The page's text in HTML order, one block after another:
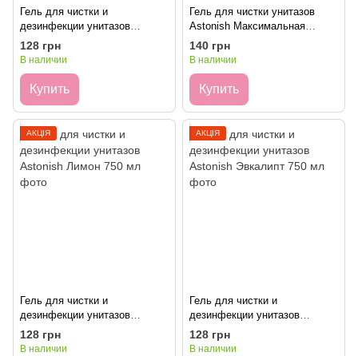
Гель для чистки и
дезинфекции унитазов
Astonish Океанская свежесть
750 мл
128 грн
В наличии
Купить
Гель для чистки унитазов
Astonish Максимальная
мощность 750 мл
140 грн
В наличии
Купить
АКЦІЯ
Гель для чистки и
дезинфекции унитазов
Astonish Лимон 750 мл
128 грн
В наличии
АКЦІЯ
Гель для чистки и
дезинфекции унитазов
Astonish Эвкалипт 750 мл
128 грн
В наличии